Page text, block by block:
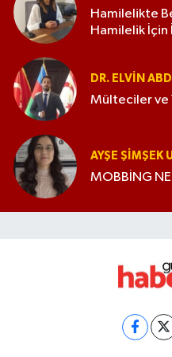
Hamilelikte
Hamilelik İçin
DR. ELVIN
Mülteciler ve
AYŞE ŞIMŞEK
MOBBİNG